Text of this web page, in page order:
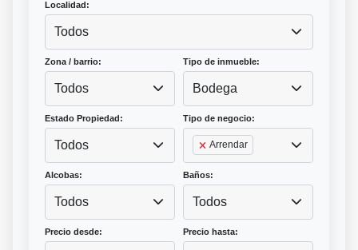
Localidad:
Todos
Zona / barrio:
Todos
Tipo de inmueble:
Bodega
Estado Propiedad:
Todos
Tipo de negocio:
Arrendar
Alcobas:
Todos
Baños:
Todos
Precio desde: Precio hasta: